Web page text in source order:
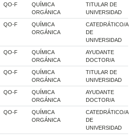
QO-F
QUÍMICA
ORGÁNICA
TITULAR DE
UNIVERSIDAD
QO-F
QUÍMICA
ORGÁNICA
CATEDRÁTICO/A
DE
UNIVERSIDAD
QO-F
QUÍMICA
ORGÁNICA
AYUDANTE
DOCTOR/A
QO-F
QUÍMICA
ORGÁNICA
TITULAR DE
UNIVERSIDAD
QO-F
QUÍMICA
ORGÁNICA
AYUDANTE
DOCTOR/A
QO-F
QUÍMICA
ORGÁNICA
CATEDRÁTICO/A
DE
UNIVERSIDAD